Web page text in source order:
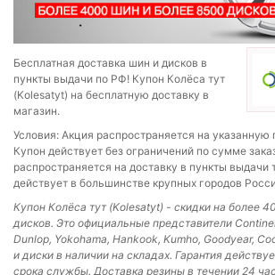
Бесплатная доставка шин и дисков в
пункты выдачи по РФ! Купон Колёса тут
(Kolesatyt) на бесплатную доставку в
магазин.
Условия: Акция распространяется на указанную
Купон действует без ограничений по сумме
распространяется на доставку в пункты выдачи
действует в большинстве крупных городов
Купон Колёса тут (Kolesatyt) - скидки на более
дисков. Это официальные представители
Dunlop, Yokohama, Hankook, Kumho, Goodyear,
и диски в наличии на складах. Гарантия
срока службы. Доставка резины в течении 24